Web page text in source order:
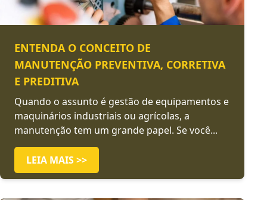
ENTENDA O CONCEITO DE
MANUTENÇÃO PREVENTIVA, CORRETIVA
E PREDITIVA
Quando o assunto é gestão de equipamentos e
maquinários industriais ou agrícolas, a
manutenção tem um grande papel. Se você...
LEIA MAIS >>